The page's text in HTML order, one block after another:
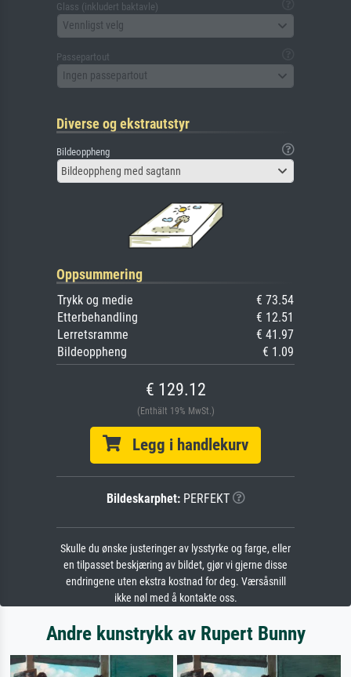
Glass (inkludert baktavle)
Vennligst velg
Passepartout
Ingen passepartout
Diverse og ekstrautstyr
Bildeoppheng
Bildeoppheng med sagtann
Oppsummering
Trykk og medie
€ 73.54
Etterbehandling
€ 12.51
Lerretsramme
€ 41.97
Bildeoppheng
€ 1.09
€ 129.12
(Enthält 19% MwSt.)
Legg i handlekurv
Bildeskarphet:PERFEKT
Skulle du ønske justeringer av lysstyrke og farge, eller
en tilpasset beskjæring av bildet, gjør vi gjerne disse
endringene uten ekstra kostnad for deg. Værsåsnill
ikke nøl med å kontakte oss.
Andre kunstrykk av Rupert Bunny